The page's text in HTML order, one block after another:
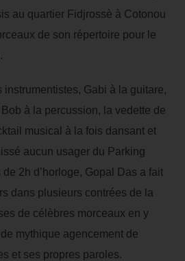
au quartier Fidjrossè à Cotonou
de son répertoire pour le
instrumentistes, Gabi à la guitare,
à la percussion, la vedette de
musical à la fois dansant et
aucun usager du Parking
2h d’horloge, Gopal Das a fait
dans plusieurs contrées de la
de célèbres morceaux en y
mythique agencement de
et ses propres paroles.